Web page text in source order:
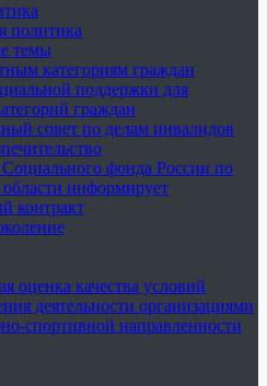
политика
темы
категориям граждан
поддержки для
граждан
совет по делам инвалидов
фонда России по
информирует
контракт
оценка качества условий
деятельности организациями
спортивной направленности